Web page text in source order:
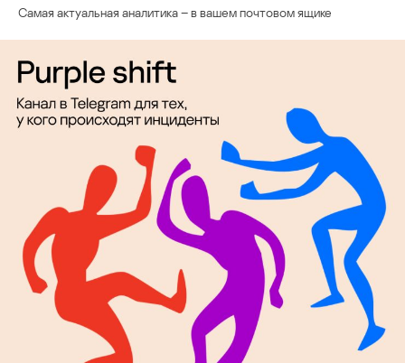
Самая актуальная аналитика – в вашем почтовом ящике